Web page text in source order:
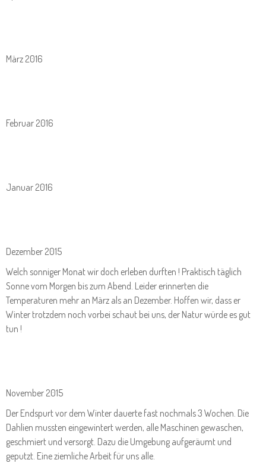
März 2016
Februar 2016
Januar 2016
Dezember 2015
Welch sonniger Monat wir doch erleben durften ! Praktisch täglich
Sonne vom Morgen bis zum Abend. Leider erinnerten die
Temperaturen mehr an März als an Dezember. Hoffen wir, dass er
Winter trotzdem noch vorbei schaut bei uns, der Natur würde es gut
tun !
November 2015
Der Endspurt vor dem Winter dauerte fast nochmals 3 Wochen. Die
Dahlien mussten eingewintert werden, alle Maschinen gewaschen,
geschmiert und versorgt. Dazu die Umgebung aufgeräumt und
geputzt. Eine ziemliche Arbeit für uns alle.